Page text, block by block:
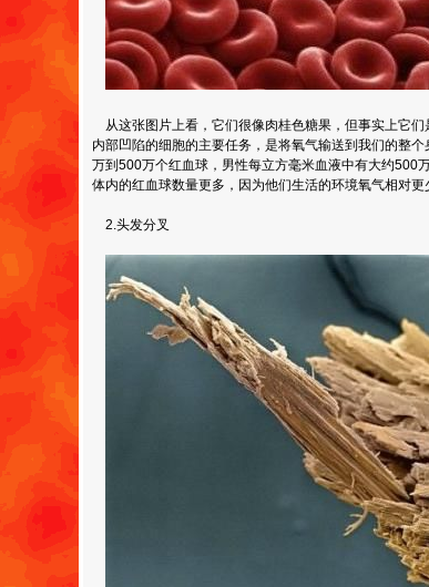
从这张图片上看，它们很像肉桂色糖果，但事实上它
内部凹陷的细胞的主要任务，是将氧气输送到我们的整
万到500万个红血球，男性每立方毫米血液中有大约500
体内的红血球数量更多，因为他们生活的环境氧气相对更
2.头发分叉